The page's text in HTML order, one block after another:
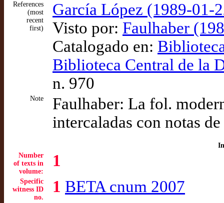
References
(most
recent
first)
García López (1989-01-
Visto por: Faulhaber
Catalogado en:
Biblioteca Central de la
n. 970
Note
Faulhaber: La fol.
intercaladas con notas
Number
of texts in
volume:
1
Specific
witness ID
no.
1 BETA cnum 2007